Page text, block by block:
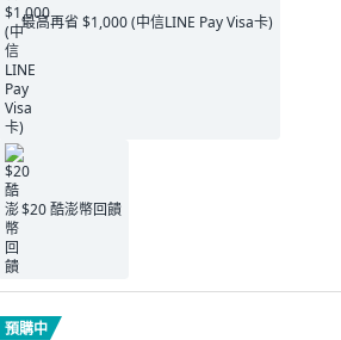
最高再省 $1,000 (中信LINE Pay Visa卡)
$20 酷澎幣回饋
預購中